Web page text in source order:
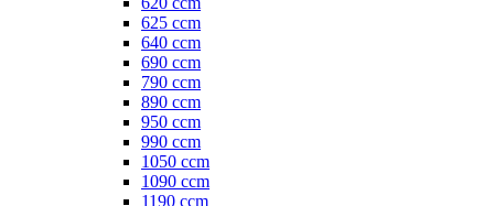
625 ccm
640 ccm
690 ccm
790 ccm
890 ccm
950 ccm
990 ccm
1050 ccm
1090 ccm
1190 ccm